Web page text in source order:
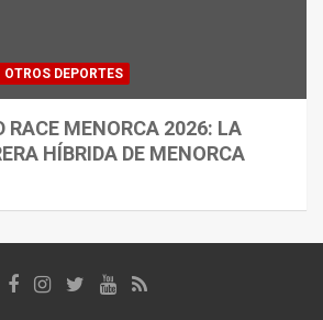
OTROS DEPORTES
RACE MENORCA 2026: LA
HÍBRIDA DE MENORCA